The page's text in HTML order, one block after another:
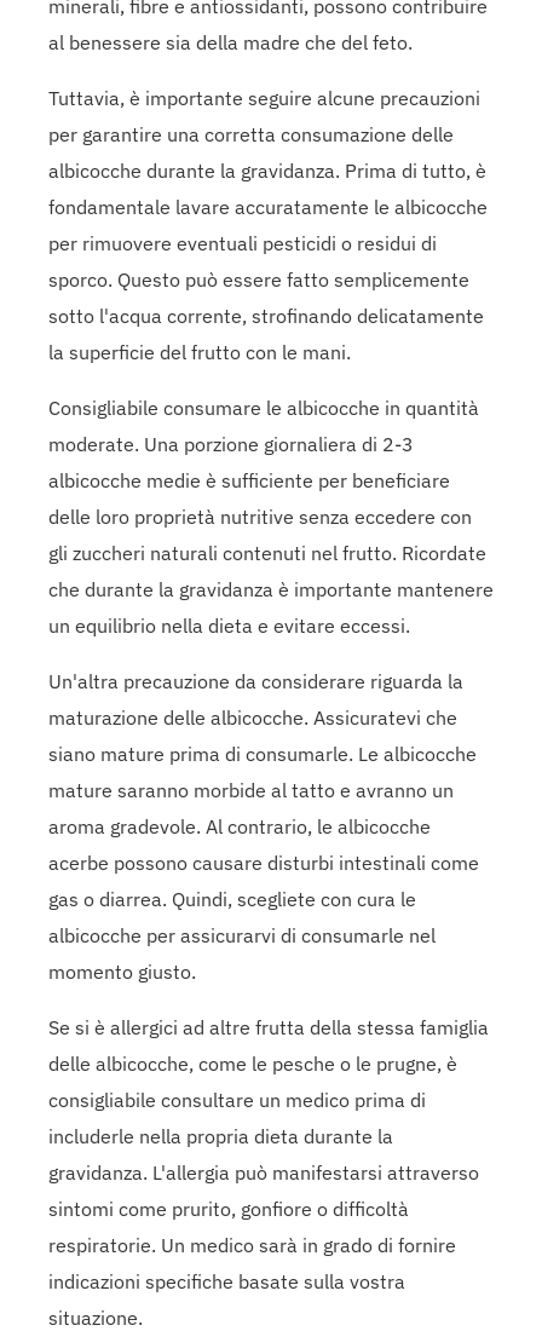
minerali, fibre e antiossidanti, possono contribuire
al benessere sia della madre che del feto.
Tuttavia, è importante seguire alcune precauzioni
per garantire una corretta consumazione delle
albicocche durante la gravidanza. Prima di tutto, è
fondamentale lavare accuratamente le albicocche
per rimuovere eventuali pesticidi o residui di
sporco. Questo può essere fatto semplicemente
sotto l'acqua corrente, strofinando delicatamente
la superficie del frutto con le mani.
Consigliabile consumare le albicocche in quantità
moderate. Una porzione giornaliera di 2-3
albicocche medie è sufficiente per beneficiare
delle loro proprietà nutritive senza eccedere con
gli zuccheri naturali contenuti nel frutto. Ricordate
che durante la gravidanza è importante mantenere
un equilibrio nella dieta e evitare eccessi.
Un'altra precauzione da considerare riguarda la
maturazione delle albicocche. Assicuratevi che
siano mature prima di consumarle. Le albicocche
mature saranno morbide al tatto e avranno un
aroma gradevole. Al contrario, le albicocche
acerbe possono causare disturbi intestinali come
gas o diarrea. Quindi, scegliete con cura le
albicocche per assicurarvi di consumarle nel
momento giusto.
Se si è allergici ad altre frutta della stessa famiglia
delle albicocche, come le pesche o le prugne, è
consigliabile consultare un medico prima di
includerle nella propria dieta durante la
gravidanza. L'allergia può manifestarsi attraverso
sintomi come prurito, gonfiore o difficoltà
respiratorie. Un medico sarà in grado di fornire
indicazioni specifiche basate sulla vostra
situazione.